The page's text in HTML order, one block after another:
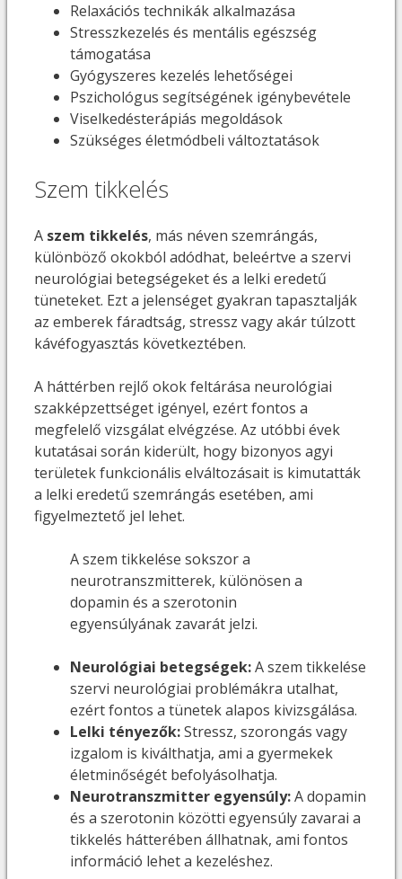
Relaxációs technikák alkalmazása
Stresszkezelés és mentális egészség
támogatása
Gyógyszeres kezelés lehetőségei
Pszichológus segítségének igénybevétele
Viselkedésterápiás megoldások
Szükséges életmódbeli változtatások
Szem tikkelés
A szem tikkelés, más néven szemrángás,
különböző okokból adódhat, beleértve a szervi
neurológiai betegségeket és a lelki eredetű
tüneteket. Ezt a jelenséget gyakran tapasztalják
az emberek fáradtság, stressz vagy akár túlzott
kávéfogyasztás következtében.
A háttérben rejlő okok feltárása neurológiai
szakképzettséget igényel, ezért fontos a
megfelelő vizsgálat elvégzése. Az utóbbi évek
kutatásai során kiderült, hogy bizonyos agyi
területek funkcionális elváltozásait is kimutatták
a lelki eredetű szemrángás esetében, ami
figyelmeztető jel lehet.
A szem tikkelése sokszor a
neurotranszmitterek, különösen a
dopamin és a szerotonin
egyensúlyának zavarát jelzi.
Neurológiai betegségek:A szem tikkelése
szervi neurológiai problémákra utalhat,
ezért fontos a tünetek alapos kivizsgálása.
Lelki tényezők:Stressz, szorongás vagy
izgalom is kiválthatja, ami a gyermekek
életminőségét befolyásolhatja.
Neurotranszmitter egyensúly:A dopamin
és a szerotonin közötti egyensúly zavarai a
tikkelés hátterében állhatnak, ami fontos
információ lehet a kezeléshez.